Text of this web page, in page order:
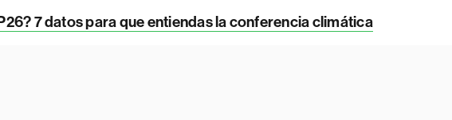
7 datos para que entiendas la conferencia climática